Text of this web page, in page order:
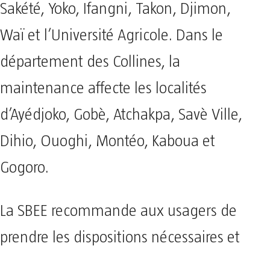
Sakété, Yoko, Ifangni, Takon, Djimon,
Waï et l’Université Agricole. Dans le
département des Collines, la
maintenance affecte les localités
d’Ayédjoko, Gobè, Atchakpa, Savè Ville,
Dihio, Ouoghi, Montéo, Kaboua et
Gogoro.
​La SBEE recommande aux usagers de
prendre les dispositions nécessaires et